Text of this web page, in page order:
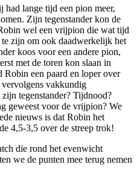
lange tijd een pion meer,
Zijn tegenstander kon de
wel een vrijpion die wat tijd
zijn om ook daadwerkelijk het
koos voor een andere pion,
met de toren kon slaan in
Robin een paard en loper over
vakkundig
tegenstander? Tijdnood?
geweest voor de vrijpion? We
nieuws is dat Robin het
4,5-3,5 over de streep trok!
die rond het evenwicht
we de punten mee terug nemen